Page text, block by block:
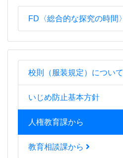
FD〈総合的な探究の時間〉
校則（服装規定）について
いじめ防止基本方針
人権教育課から
教育相談課から